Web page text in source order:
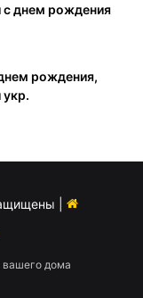
с днем рождения
рождения,
|
вашего дома